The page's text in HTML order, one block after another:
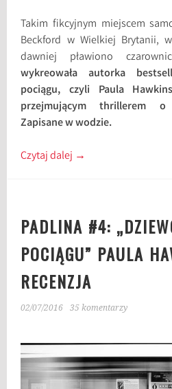
Takim fikcyjnym miejscem
Beckford w Wielkiej Brytanii,
dawniej pławiono
wykreowała autorka
pociągu, czyli Paula
przejmującym thrillerem
Zapisane w wodzie.
Czytaj dalej →
PADLINA #4:
POCIĄGU” PAULA
RECENZJA
02/07/2016 35 komentarzy